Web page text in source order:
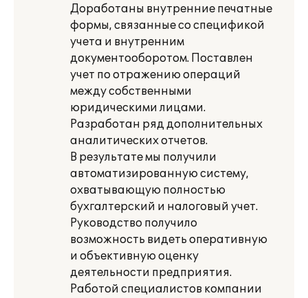
Доработаны внутренние печатные
формы, связанные со спецификой
учета и внутренним
документооборотом. Поставлен
учет по отражению операций
между собственными
юридическими лицами.
Разработан ряд дополнительных
аналитических отчетов.
В результате мы получили
автоматизированную систему,
охватывающую полностью
бухгалтерский и налоговый учет.
Руководство получило
возможность видеть оперативную
и объективную оценку
деятельности предприятия.
Работой специалистов компании